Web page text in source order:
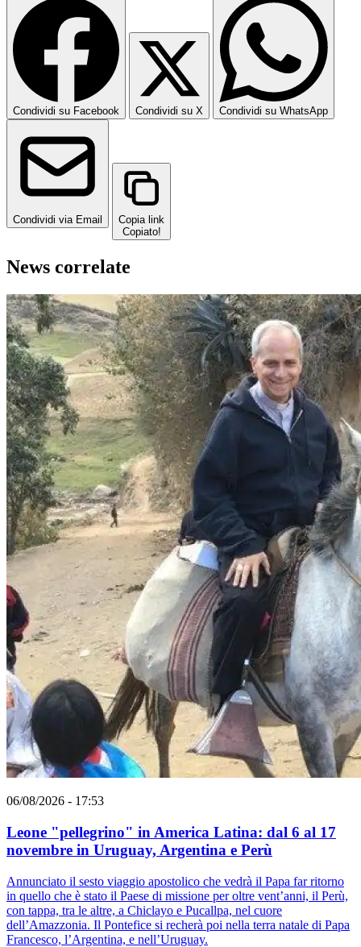
Condividi su Facebook Condividi su X Condividi su WhatsApp
Condividi via Email
Copia link
Copiato!
News correlate
06/08/2026 - 17:53
Leone "pellegrino" in America Latina: dal 6 al 17
novembre in Uruguay, Argentina e Perù
Annunciato il sesto viaggio apostolico che vedrà il Papa far ritorno
in quello che è stato il Paese di missione per oltre vent’anni, il Perù,
con tappa, tra le altre, a Chiclayo e Pucallpa, nel cuore
dell’Amazzonia. Il Pontefice si recherà poi nella terra natale di Papa
Francesco, l’Argentina, e nell’Uruguay.